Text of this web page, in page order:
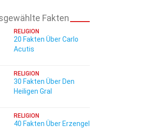
Fakten
RELIGION
20 Fakten Über Carlo
Acutis
RELIGION
30 Fakten Über Den
Heiligen Gral
RELIGION
40 Fakten Über Erzengel